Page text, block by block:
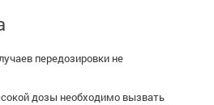
передозировки не
дозы необходимо вызвать